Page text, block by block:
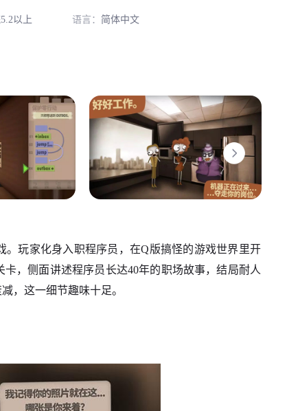
以上 语言： 简体中文
玩家化身入职程序员，在Q版搞怪的游戏世界里开
，侧面讲述程序员长达40年的职场故事，结局耐人
，这一细节趣味十足。